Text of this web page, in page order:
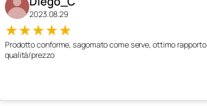
2023.08.29
★★★★★
Prodotto conforme, sagomato come serve, ottimo rapporto
qualità/prezzo